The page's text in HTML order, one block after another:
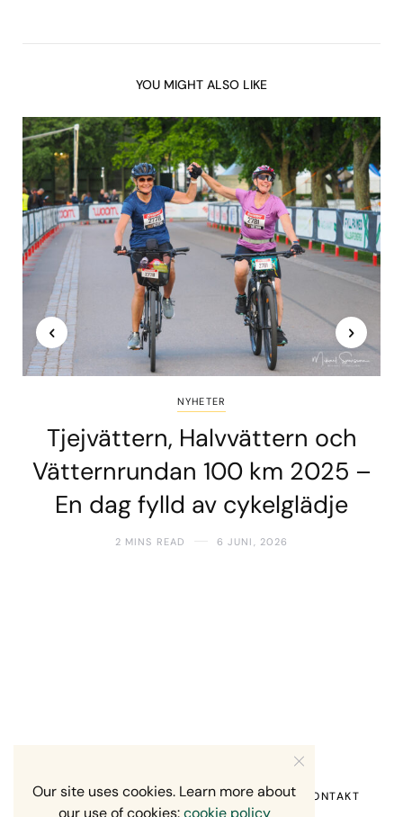
YOU MIGHT ALSO LIKE
NYHETER
Tjejvättern, Halvvättern och
Vätternrundan 100 km 2025 –
En dag fylld av cykelglädje
2 MINS READ 6 JUNI, 2026
HEM OM MIG RECENSION OM MIG KONTAKT
Our site uses cookies. Learn more about
our use of cookies:cookie policy